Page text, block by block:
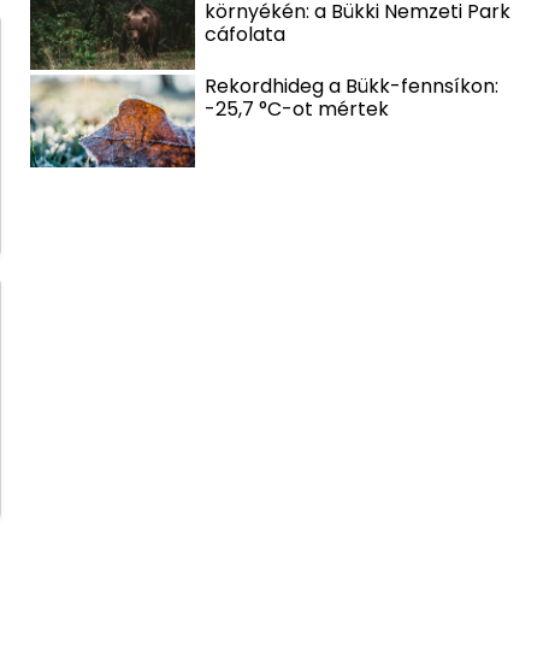
környékén: a Bükki Nemzeti Park
cáfolata
Rekordhideg a Bükk-fennsíkon:
-25,7 °C-ot mértek